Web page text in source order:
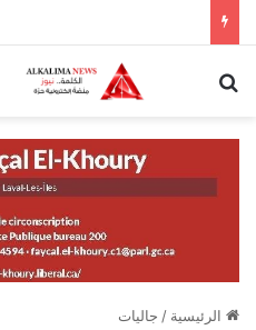
الرئيسية / جاليات